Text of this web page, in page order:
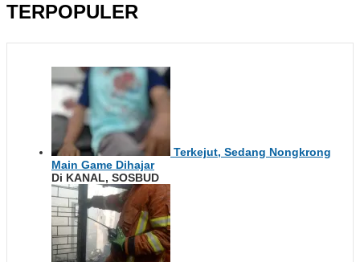
TERPOPULER
Terkejut, Sedang Nongkrong
Main Game Dihajar
Di KANAL, SOSBUD